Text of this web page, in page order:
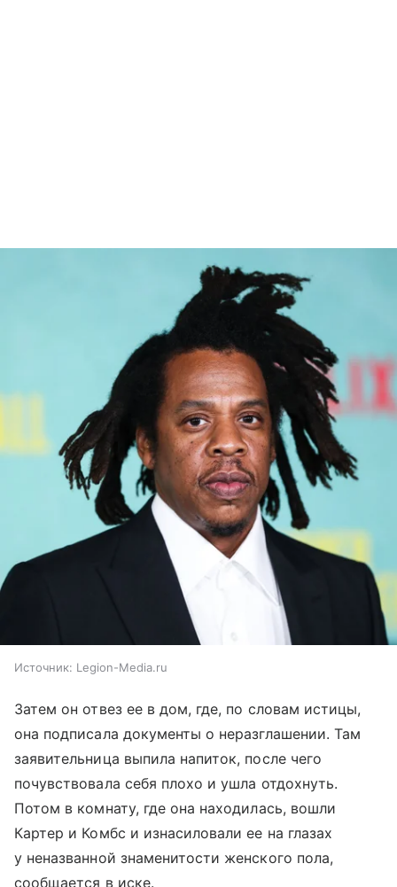
Источник: Legion-Media.ru
Затем он отвез ее в дом, где, по словам истицы,
она подписала документы о неразглашении. Там
заявительница выпила напиток, после чего
почувствовала себя плохо и ушла отдохнуть.
Потом в комнату, где она находилась, вошли
Картер и Комбс и изнасиловали ее на глазах
у неназванной знаменитости женского пола,
сообщается в иске.